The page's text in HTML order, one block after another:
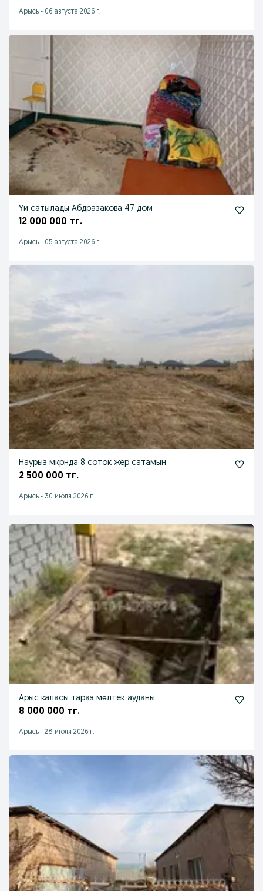
Арысь - 06 августа 2026 г.
Үй сатылады Абдразакова 47 дом
12 000 000 тг.
Арысь - 05 августа 2026 г.
Наурыз мкрнда 8 соток жер сатамын
2 500 000 тг.
Арысь - 30 июля 2026 г.
Арыс каласы тараз мөлтек ауданы
8 000 000 тг.
Арысь - 28 июля 2026 г.